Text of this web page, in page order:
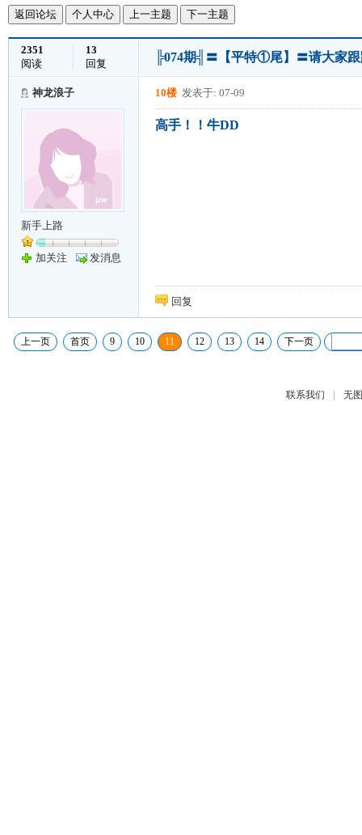
返回论坛 个人中心 上一主题 下一主题
2351
阅读
13
回复
╠074期╣〓【平特①尾】〓请大家
神龙浪子
新手上路
加关注 发消息
10楼 发表于: 07-09
高手！！牛DD
回复
上一页 首页 9 10 11 12 13 14 下一页
联系我们 | 无